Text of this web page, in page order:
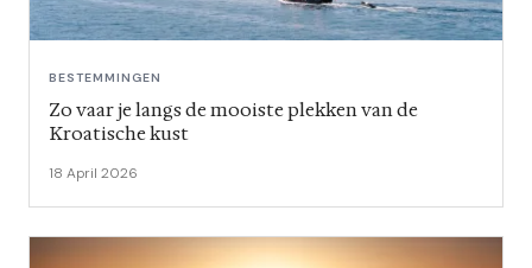
BESTEMMINGEN
Zo vaar je langs de mooiste plekken van de
Kroatische kust
18 April 2026